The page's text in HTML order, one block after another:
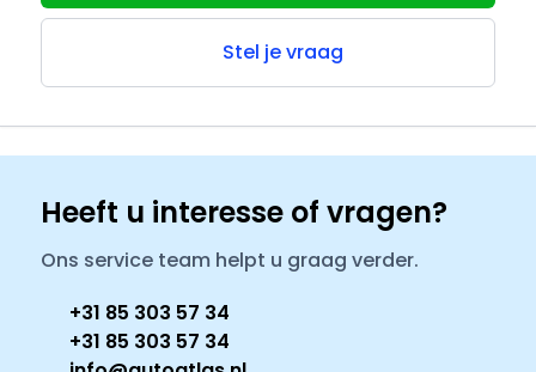
Stel je vraag
Heeft u interesse of vragen?
Ons service team helpt u graag verder.
+31 85 303 57 34
+31 85 303 57 34